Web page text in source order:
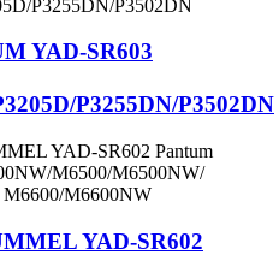
YAD-SR603
P3255DN/P3502DN
YAD-SR602